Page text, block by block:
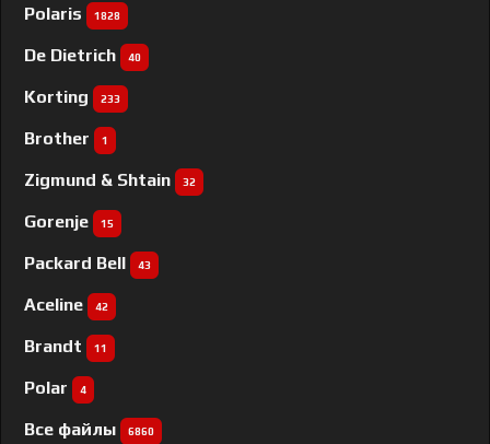
Polaris 1828
De Dietrich 40
Korting 233
Brother 1
Zigmund & Shtain 32
Gorenje 15
Packard Bell 43
Aceline 42
Brandt 11
Polar 4
Все файлы 6860